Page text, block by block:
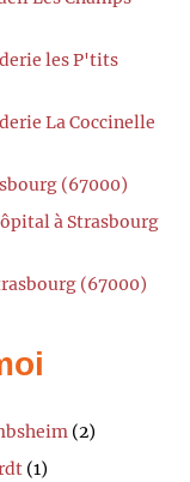
les P'tits
La Coccinelle
(67000)
à Strasbourg
(67000)
(2)
(1)